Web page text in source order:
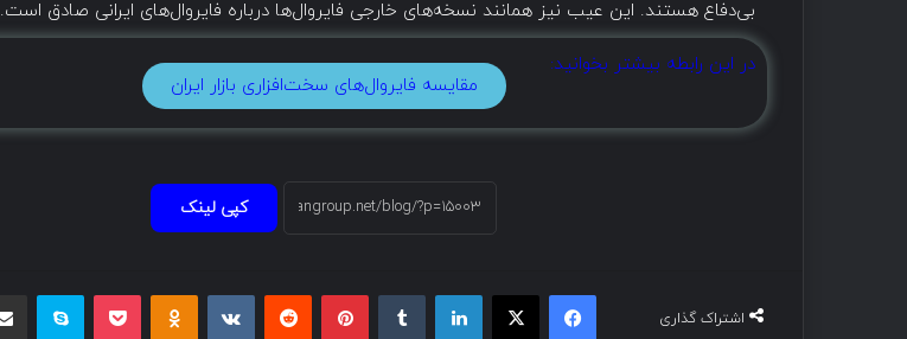
بی‌دفاع هستند. این عیب نیز همانند نسخه‌های خارجی فایروال‌ها درباره فایروال‌های ایرانی صادق است.
در این رابطه بیشتر بخوانید:
مقایسه فایروال‌های سخت‌افزاری بازار ایران
کپی لینک
اشتراک گذاری